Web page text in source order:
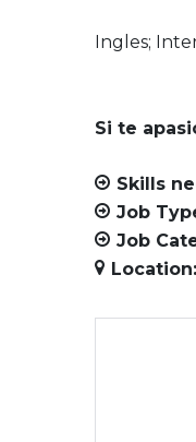
Ingles;
Si te
Skills
Job
Job
Location: